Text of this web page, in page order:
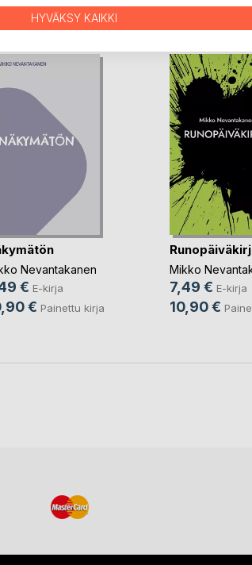
KIRJOJA BoD:LLA
Nevantakanen
€ E-kirja
€ Painettu kirja
Mikko
7,49 € E-kirja
10,90 €
HYVÄKSY KAIKKI